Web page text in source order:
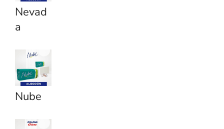
Nevad
a
Nube